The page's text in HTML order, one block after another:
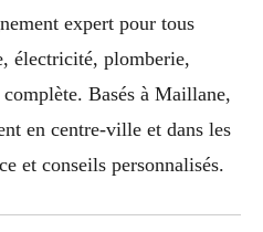
expert pour tous
électricité, plomberie,
Basés à Maillane,
en centre-ville et dans les
et conseils personnalisés.